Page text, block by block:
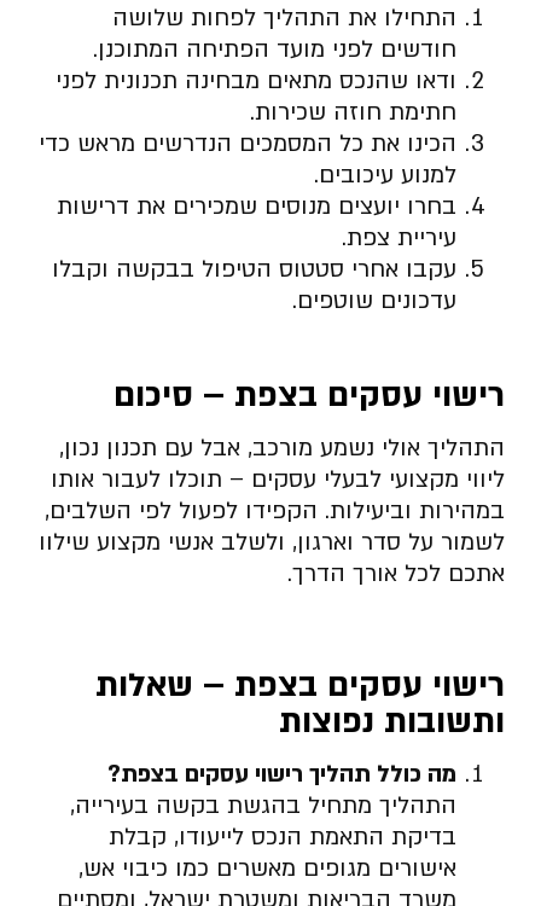
התחילו את התהליך לפחות שלושה
חודשים לפני מועד הפתיחה המתוכנן.
ודאו שהנכס מתאים מבחינה תכנונית לפני
חתימת חוזה שכירות.
הכינו את כל המסמכים הנדרשים מראש כדי
למנוע עיכובים.
בחרו יועצים מנוסים שמכירים את דרישות
עיריית צפת.
עקבו אחרי סטטוס הטיפול בבקשה וקבלו
עדכונים שוטפים.
רישוי עסקים בצפת – סיכום
התהליך אולי נשמע מורכב, אבל עם תכנון נכון,
ליווי מקצועי לבעלי עסקים – תוכלו לעבור אותו
במהירות וביעילות. הקפידו לפעול לפי השלבים,
לשמור על סדר וארגון, ולשלב אנשי מקצוע שילוו
אתכם לכל אורך הדרך.
רישוי עסקים בצפת – שאלות
ותשובות נפוצות
מה כולל תהליך רישוי עסקים בצפת?
התהליך מתחיל בהגשת בקשה בעירייה,
בדיקת התאמת הנכס לייעודו, קבלת
אישורים מגופים מאשרים כמו כיבוי אש,